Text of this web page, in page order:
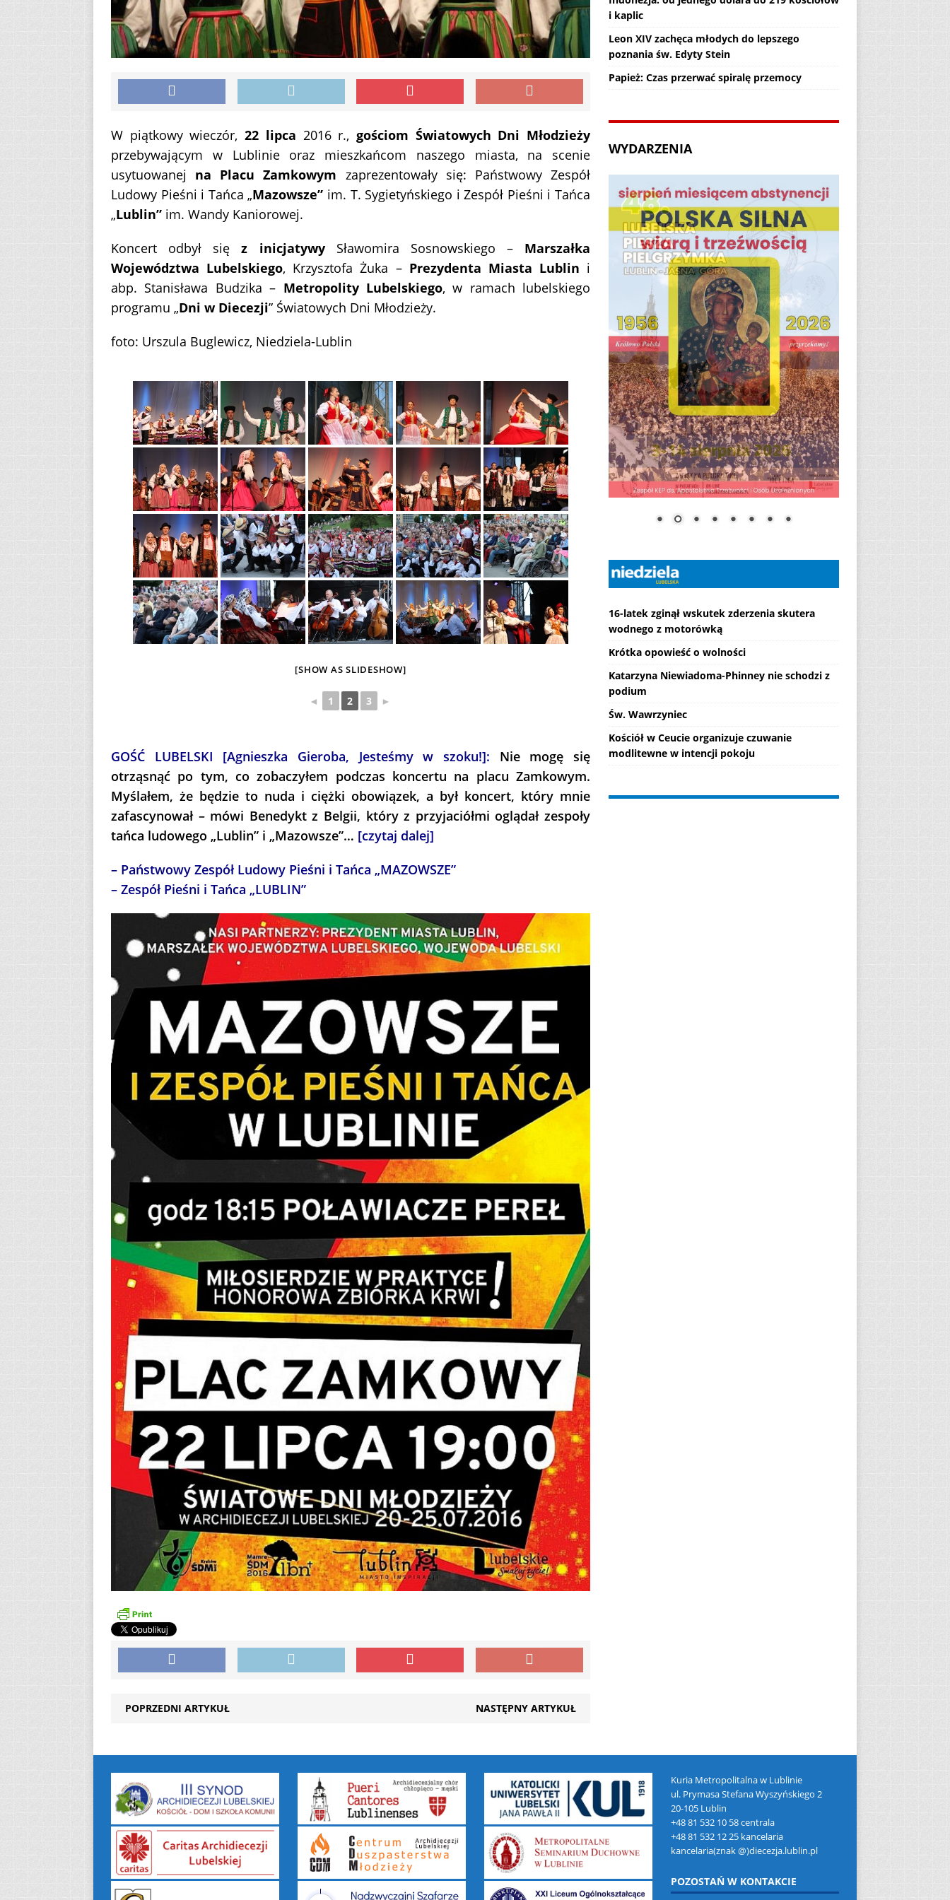
W piątkowy wieczór,22 lipca 2016 r., gościom Światowych Dni Młodzieży
przebywającym w Lublinie oraz mieszkańcom naszego miasta, na scenie
usytuowanej na Placu Zamkowym zaprezentowały się: Państwowy Zespół
Ludowy Pieśni i Tańca „Mazowsze” im. T. Sygietyńskiego i Zespół Pieśni i Tańca
„Lublin” im. Wandy Kaniorowej.
Koncert odbył sięz inicjatywySławomira Sosnowskiego – Marszałka
Województwa Lubelskiego, Krzysztofa Żuka – Prezydenta Miasta Lublin i
abp. Stanisława Budzika – Metropolity Lubelskiego, w ramach lubelskiego
programu „Dni w Diecezji” Światowych Dni Młodzieży.
foto: Urszula Buglewicz, Niedziela-Lublin
[SHOW AS SLIDESHOW]
◄ 1 2 3 ►
GOŚĆ LUBELSKI [Agnieszka Gieroba, Jesteśmy w szoku!]: Nie mogę się
otrząsnąć po tym, co zobaczyłem podczas koncertu na placu Zamkowym.
Myślałem, że będzie to nuda i ciężki obowiązek, a był koncert, który mnie
zafascynował – mówi Benedykt z Belgii, który z przyjaciółmi oglądał zespoły
tańca ludowego „Lublin” i „Mazowsze”… [czytaj dalej]
– Państwowy Zespół Ludowy Pieśni i Tańca „MAZOWSZE”
– Zespół Pieśni i Tańca „LUBLIN”
POPRZEDNI ARTYKUŁ NASTĘPNY ARTYKUŁ
i kaplic
Leon XIV zachęca młodych do lepszego
poznania św. Edyty Stein
Papież: Czas przerwać spiralę przemocy
WYDARZENIA
16-latek zginął wskutek zderzenia skutera
wodnego z motorówką
Krótka opowieść o wolności
Katarzyna Niewiadoma-Phinney nie schodzi z
podium
Św. Wawrzyniec
Kościół w Ceucie organizuje czuwanie
modlitewne w intencji pokoju
Kuria Metropolitalna w Lublinie
ul. Prymasa Stefana Wyszyńskiego 2
20-105 Lublin
+48 81 532 10 58 centrala
+48 81 532 12 25 kancelaria
kancelaria(znak @)diecezja.lublin.pl
POZOSTAŃ W KONTAKCIE